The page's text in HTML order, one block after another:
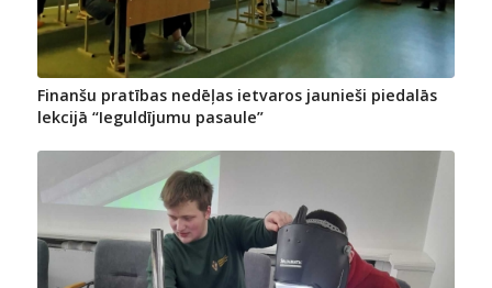
Finanšu pratības nedēļas ietvaros jaunieši piedalās
lekcijā “Ieguldījumu pasaule”